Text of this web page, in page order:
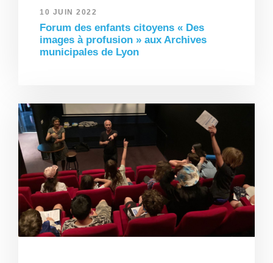
10 JUIN 2022
Forum des enfants citoyens « Des
images à profusion » aux Archives
municipales de Lyon